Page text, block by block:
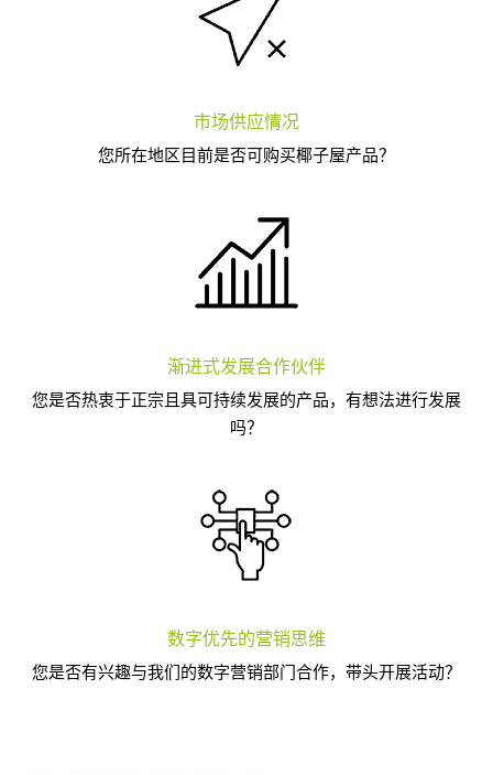
市场供应情况
您所在地区目前是否可购买椰子屋产品？
渐进式发展合作伙伴
您是否热衷于正宗且具可持续发展的产品，有想法进行发展
吗？
数字优先的营销思维
您是否有兴趣与我们的数字营销部门合作，带头开展活动？